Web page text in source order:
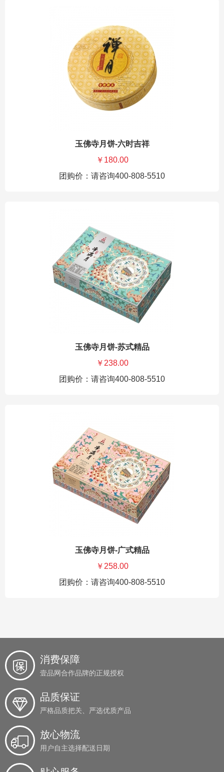
玉佛寺月饼-六时吉祥
￥180.00
团购价：请咨询400-808-5510
玉佛寺月饼-苏式精品
￥238.00
团购价：请咨询400-808-5510
玉佛寺月饼-广式精品
￥258.00
团购价：请咨询400-808-5510
消费保障
壹品网合作品牌的正规授权
品质保证
严格品质把关、严选优质产品
放心物流
用户自主选择配送日期